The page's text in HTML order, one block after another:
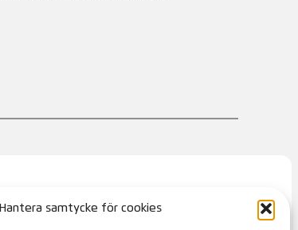
Hantera samtycke för cookies